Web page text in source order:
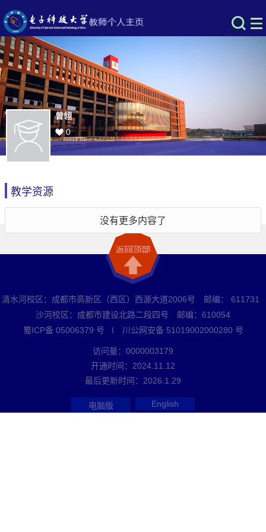
曾翎
0
教学资源
没有更多内容了
清水河校区：成都市高新区（西区）西源大道2006号 邮编： 611731
沙河校区：成都市建设北路二段四号 邮编：610054
蜀ICP备 05006379 号 I 川公网安备 51019002000280 号
访问量： 0000003179
开通时间： 2024 11 12
最后更新时间： 2026 1 29
电脑版 English